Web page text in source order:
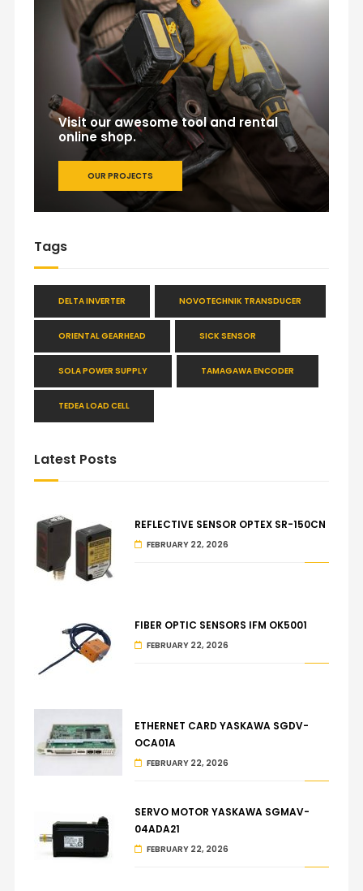
Visit our awesome tool and rental
online shop.
OUR PROJECTS
Tags
DELTA INVERTER NOVOTECHNIK TRANSDUCER
ORIENTAL GEARHEAD SICK SENSOR
SOLA POWER SUPPLY TAMAGAWA ENCODER
TEDEA LOAD CELL
Latest Posts
REFLECTIVE SENSOR OPTEX SR-150CN
FEBRUARY 22, 2026
FIBER OPTIC SENSORS IFM OK5001
FEBRUARY 22, 2026
ETHERNET CARD YASKAWA SGDV-
OCA01A
FEBRUARY 22, 2026
SERVO MOTOR YASKAWA SGMAV-
04ADA21
FEBRUARY 22, 2026